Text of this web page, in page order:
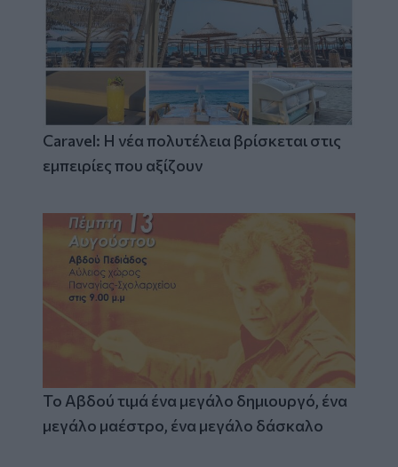
Caravel: Η νέα πολυτέλεια βρίσκεται στις
εμπειρίες που αξίζουν
Το Αβδού τιμά ένα μεγάλο δημιουργό, ένα
μεγάλο μαέστρο, ένα μεγάλο δάσκαλο